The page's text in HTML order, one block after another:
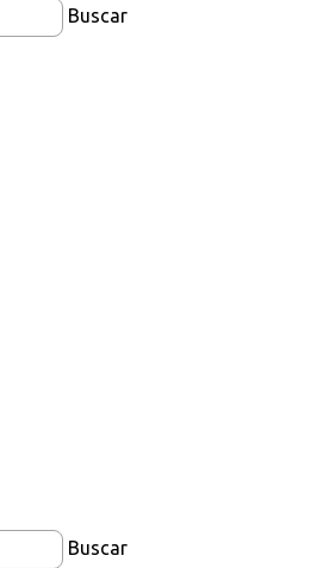
Buscar
Buscar